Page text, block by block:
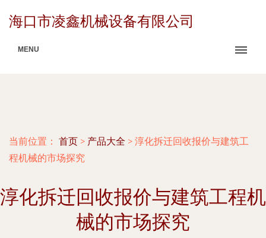
海口市凌鑫机械设备有限公司
MENU
当前位置： 首页 > 产品大全 > 淳化拆迁回收报价与建筑工
程机械的市场探究
淳化拆迁回收报价与建筑工程机
械的市场探究